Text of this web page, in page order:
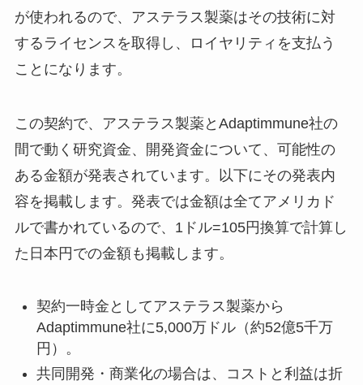
が使われるので、アステラス製薬はその技術に対
するライセンスを取得し、ロイヤリティを支払う
ことになります。
この契約で、アステラス製薬とAdaptimmune社の
間で動く研究資金、開発資金について、可能性の
ある金額が発表されています。以下にその発表内
容を掲載します。発表では金額は全てアメリカド
ルで書かれているので、1ドル=105円換算で計算し
た日本円での金額も掲載します。
契約一時金としてアステラス製薬から
Adaptimmune社に5,000万ドル（約52億5千万
円）。
共同開発・商業化の場合は、コストと利益は折